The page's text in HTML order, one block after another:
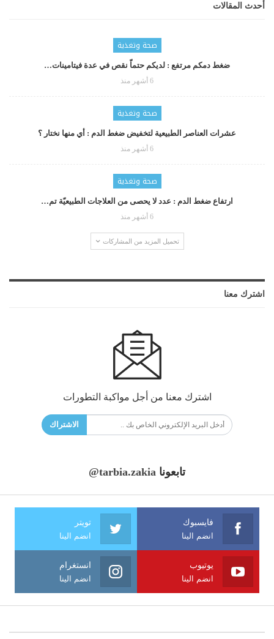
أحدث المقالات
صحة وتغذية
ضغط دمكم مرتفع : لديكم حتماّ نقص في عدة فيتامينات…
6 أشهر منذ
صحة وتغذية
عشرات العناصر الطبيعية لتخفيض ضغط الدم : أي منها نختار ؟
6 أشهر منذ
صحة وتغذية
ارتفاع ضغط الدم : عدد لا يحصى من العلاجات الطبيعيّة تم…
6 أشهر منذ
تحميل المزيد من المشاركات
اشترك معنا
اشترك معنا من أجل مواكبة التطورات
الاشتراك
تابعونا @tarbia.zakia
فايسبوك
انضم الينا
تويتر
انضم الينا
يوتيوب
انضم الينا
انستغرام
انضم الينا